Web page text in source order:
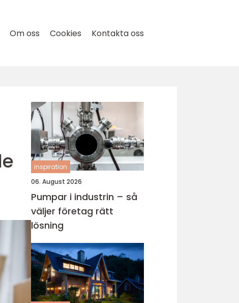
Om oss Cookies Kontakta oss
inspiration
06. August 2026
Pumpar i industrin – så
väljer företag rätt
lösning